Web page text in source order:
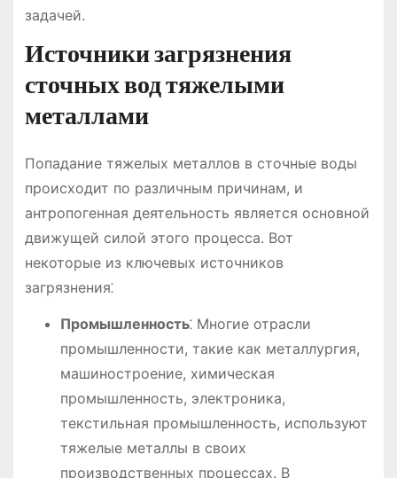
задачей.
Источники загрязнения
сточных вод тяжелыми
металлами
Попадание тяжелых металлов в сточные воды
происходит по различным причинам, и
антропогенная деятельность является основной
движущей силой этого процесса. Вот
некоторые из ключевых источников
загрязнения⁚
Промышленность⁚ Многие отрасли
промышленности, такие как металлургия,
машиностроение, химическая
промышленность, электроника,
текстильная промышленность, используют
тяжелые металлы в своих
производственных процессах. В